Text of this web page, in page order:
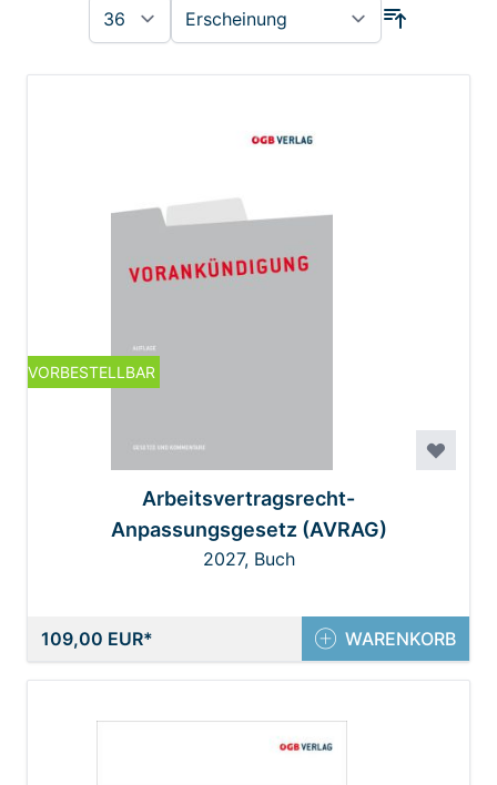
VORBESTELLBAR
Arbeitsvertragsrecht-
Anpassungsgesetz (AVRAG)
2027, Buch
109,00 EUR WARENKORB